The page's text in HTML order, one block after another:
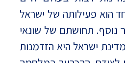
הוא פעילותה של ישראל
תחושתם של שונאי
ישראל היא הזדמנות